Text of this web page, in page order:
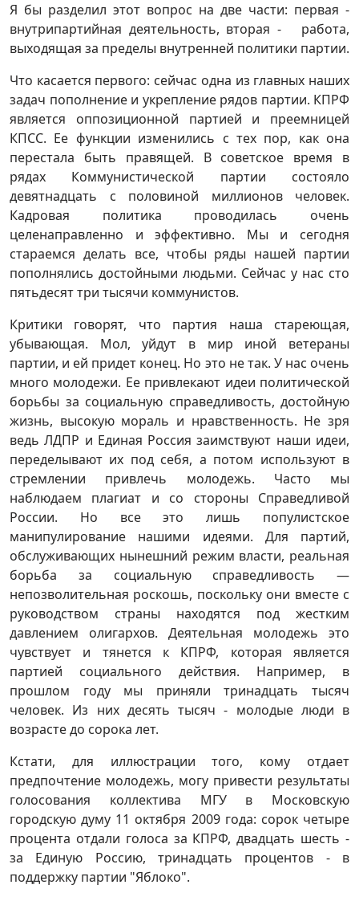
Я бы разделил этот вопрос на две части: первая -
внутрипартийная деятельность, вторая - работа,
выходящая за пределы внутренней политики партии.
Что касается первого: сейчас одна из главных наших
задач пополнение и укрепление рядов партии. КПРФ
является оппозиционной партией и преемницей
КПСС. Ее функции изменились с тех пор, как она
перестала быть правящей. В советское время в
рядах Коммунистической партии состояло
девятнадцать с половиной миллионов человек.
Кадровая политика проводилась очень
целенаправленно и эффективно. Мы и сегодня
стараемся делать все, чтобы ряды нашей партии
пополнялись достойными людьми. Сейчас у нас сто
пятьдесят три тысячи коммунистов.
Критики говорят, что партия наша стареющая,
убывающая. Мол, уйдут в мир иной ветераны
партии, и ей придет конец. Но это не так. У нас очень
много молодежи. Ее привлекают идеи политической
борьбы за социальную справедливость, достойную
жизнь, высокую мораль и нравственность. Не зря
ведь ЛДПР и Единая Россия заимствуют наши идеи,
переделывают их под себя, а потом используют в
стремлении привлечь молодежь. Часто мы
наблюдаем плагиат и со стороны Справедливой
России. Но все это лишь популистское
манипулирование нашими идеями. Для партий,
обслуживающих нынешний режим власти, реальная
борьба за социальную справедливость —
непозволительная роскошь, поскольку они вместе с
руководством страны находятся под жестким
давлением олигархов. Деятельная молодежь это
чувствует и тянется к КПРФ, которая является
партией социального действия. Например, в
прошлом году мы приняли тринадцать тысяч
человек. Из них десять тысяч - молодые люди в
возрасте до сорока лет.
Кстати, для иллюстрации того, кому отдает
предпочтение молодежь, могу привести результаты
голосования коллектива МГУ в Московскую
городскую думу 11 октября 2009 года: сорок четыре
процента отдали голоса за КПРФ, двадцать шесть -
за Единую Россию, тринадцать процентов - в
поддержку партии "Яблоко".